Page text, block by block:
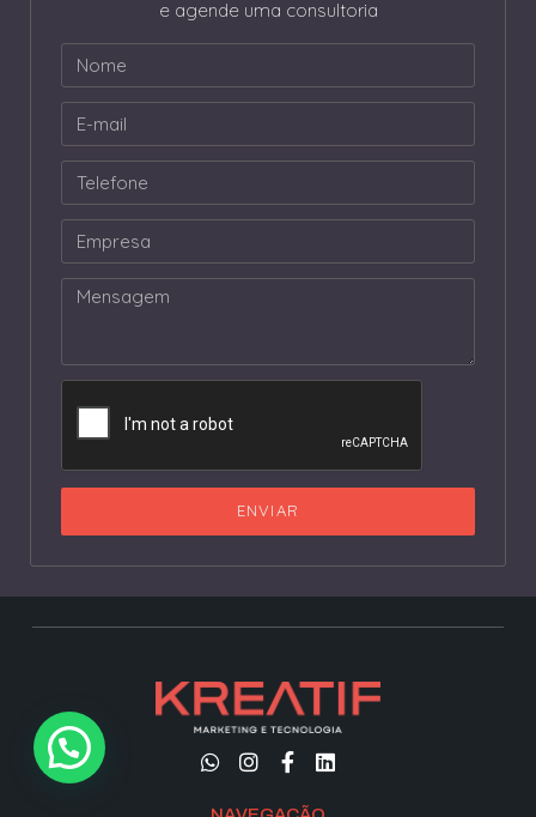
e agende uma consultoria
ENVIAR